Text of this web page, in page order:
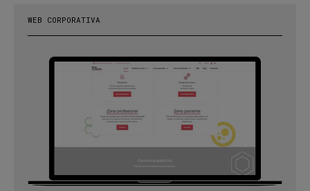
WEB CORPORATIVA